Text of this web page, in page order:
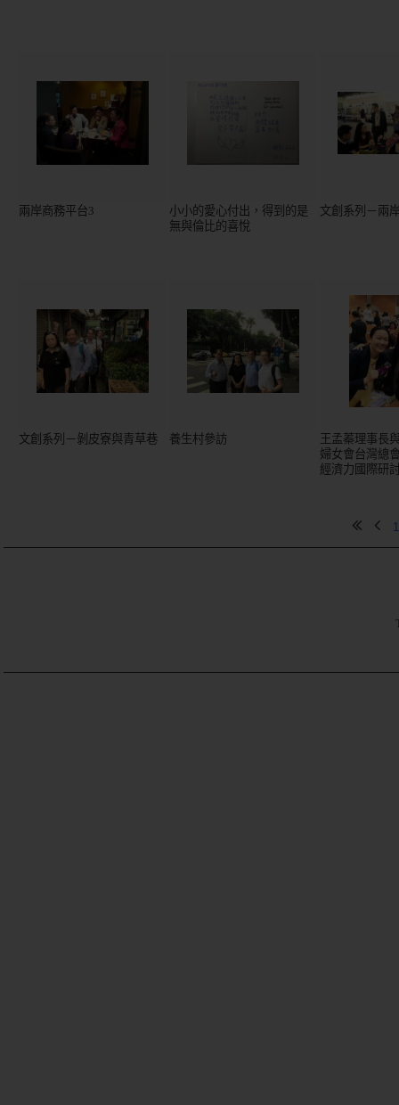
兩岸商務平台3
小小的愛心付出，得到的是
無與倫比的喜悅
文創系列－兩
文創系列－剝皮寮與青草巷 養生村參訪
王孟蓁理事長
婦女會台灣總
經濟力國際研
1